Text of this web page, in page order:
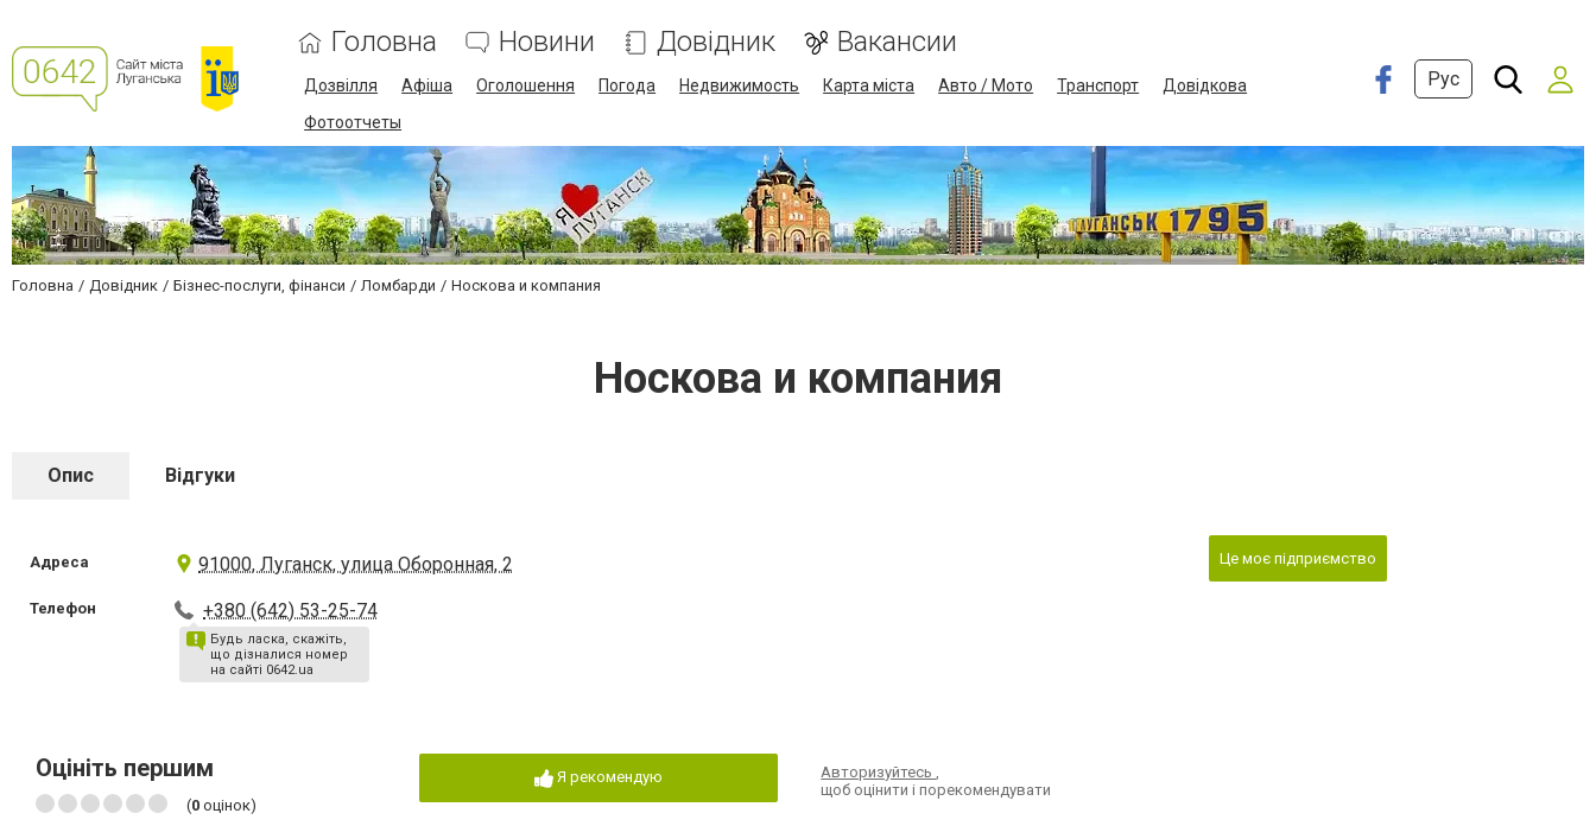
Головна Новини Довідник Вакансии
Дозвілля Афіша Оголошення Погода Недвижимость Карта міста Авто / Мото Транспорт
Довідкова
Фотоотчеты
Рус
Головна Довідник Бізнес-послуги, фінанси Ломбарди Носкова и компания
Носкова и компания
Опис Відгуки
Адреса 91000, Луганск, улица Оборонная, 2
Телефон +380 (642) 53-25-74
Будь ласка, скажіть,
що дізналися номер
на сайті 0642.ua
Оцініть першим
(0 оцінок)
Я рекомендую Авторизуйтесь,
щоб оцінити і порекомендувати
Це моє підприємство